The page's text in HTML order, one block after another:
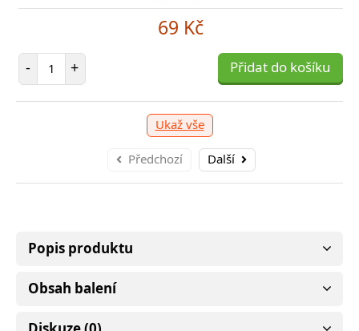
69 Kč
- Počet položek
+ Přidat do košíku
Ukaž vše
Předchozí Další
skladem > 10 ks, odešleme zítra , nyní skladem na
+ Přidat do košíku -
Popis produktu
Obsah balení